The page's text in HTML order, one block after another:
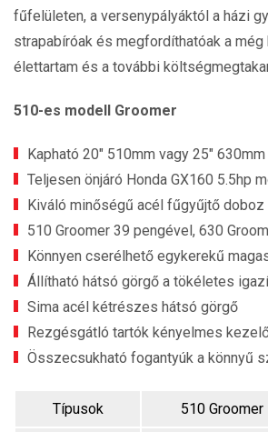
fűfelületen, a versenypályáktól a házi
strapabíróak és megfordíthatóak a
élettartam és a további
510-es modell Groomer
Kapható 20" 510mm vagy 25"
Teljesen önjáró Honda GX160 5.5hp
Kiváló minőségű acél fűgyűjtő doboz
510 Groomer 39 pengével, 630
Könnyen cserélhető egykerekű
Állítható hátsó görgő a tökéletes
Sima acél kétrészes hátsó görgő
Rezgésgátló tartók kényelmes
Összecsukható fogantyúk a könnyű
Típusok 510 Groomer